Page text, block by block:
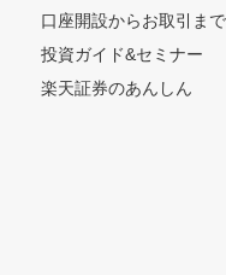
口座開設からお取引ま
投資ガイド&セミナー
楽天証券のあんしん